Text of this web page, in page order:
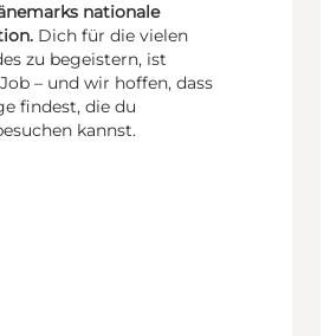
nationale
Dich für die vielen
zu begeistern, ist
– und wir hoffen, dass
findest, die du
kannst.